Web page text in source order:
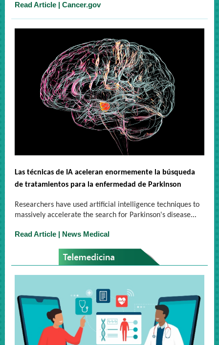
Read Article | Cancer.gov
Las técnicas de IA aceleran enormemente la búsqueda
de tratamientos para la enfermedad de Parkinson
Researchers have used artificial intelligence techniques to
massively accelerate the search for Parkinson's disease...
Read Article | News Medical